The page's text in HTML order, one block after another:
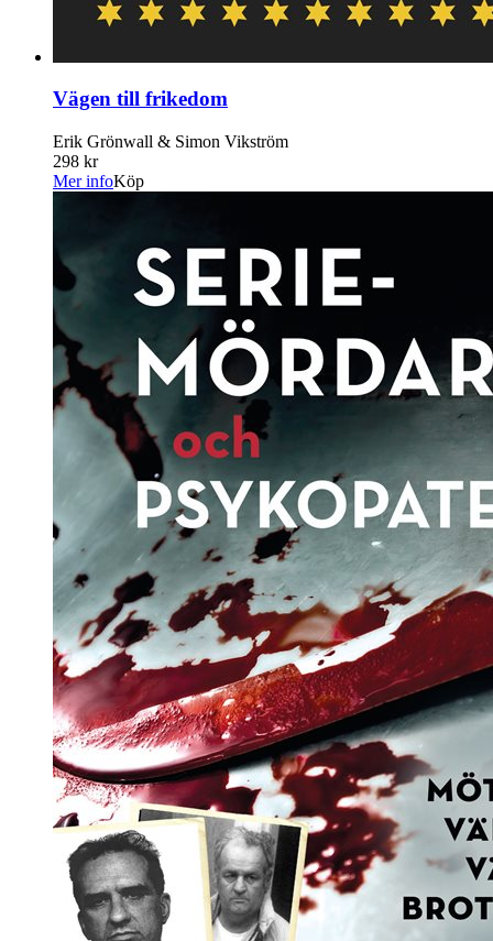
Vägen till frikedom
Erik Grönwall & Simon Vikström
298 kr
Mer infoKöp